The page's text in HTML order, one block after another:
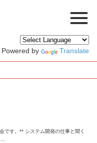
Powered by Translate
です。** システム開発の仕事と聞く